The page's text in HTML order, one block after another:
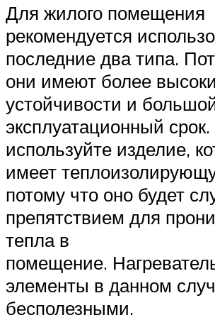
Для жилого помещения
рекомендуется
последние два типа.
они имеют более
устойчивости и
эксплуатационный
используйте изделие,
имеет
потому что оно будет
препятствием для
тепла в
помещение.
элементы в данном
бесполезными.